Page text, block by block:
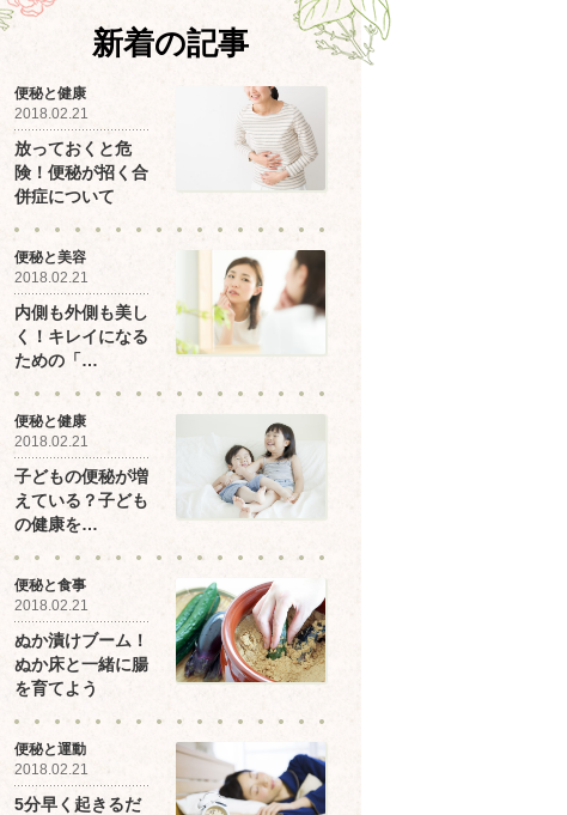
新着の記事
便秘と健康
2018.02.21
放っておくと危
険！便秘が招く合
併症について
便秘と美容
2018.02.21
内側も外側も美し
く！キレイになる
ための「…
便秘と健康
2018.02.21
子どもの便秘が増
えている？子ども
の健康を…
便秘と食事
2018.02.21
ぬか漬けブーム！
ぬか床と一緒に腸
を育てよう
便秘と運動
2018.02.21
5分早く起きるだ